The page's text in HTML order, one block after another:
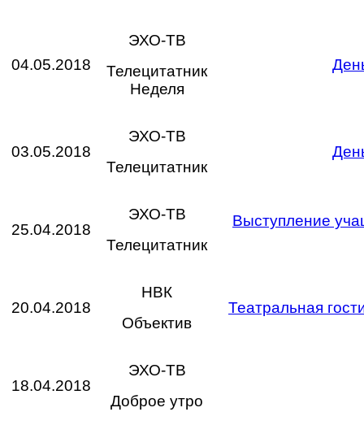
04.05.2018
ЭХО-ТВ
Телецитатник
Неделя
03.05.2018
ЭХО-ТВ
Телецитатник
25.04.2018
ЭХО-ТВ
Телецитатник
Выступление
20.04.2018
НВК
Объектив
Театральная
18.04.2018
ЭХО-ТВ
Доброе утро